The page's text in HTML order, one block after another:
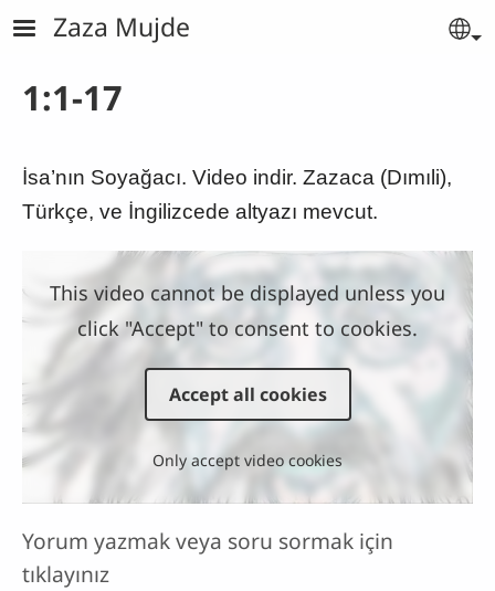
Skip to main content
Zaza Mujde
1:1-17
İsa’nın Soyağacı. Video indir. Zazaca (Dımıli),
Türkçe, ve İngilizcede altyazı mevcut.
This video cannot be displayed unless you
click "Accept" to consent to cookies.
Accept all cookies
Only accept video cookies
Yorum yazmak veya soru sormak için
tıklayınız